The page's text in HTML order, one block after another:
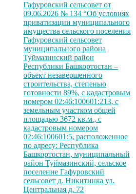
Гафуровский сельсовет от
09.06.2026 № 134 “Об условиях
приватизации муниципального
имущества сельского поселения
Гафуровский сельсовет
муниципального района
Туймазинский район
Республики Башкортостан –
объект незавершенного
строительства, степенью
готовности 89%, с кадастровым
номером 02:46:100601:213, с
земельным участком общей
площадью 3672 кв.м., с
кадастровым номером
02:46:100601:5, расположенное
по адресу: Республика
Башкортостан, муниципальный
район Туймазинский, сельское
поселение Гафуровский
сельсовет д. Никитинка ул.
Центральная д. 72